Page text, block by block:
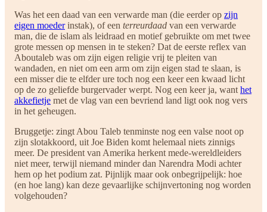
Was het een daad van een verwarde man (die eerder op zijn
eigen moederinstak), of een terreurdaad van een verwarde
man, die de islam als leidraad en motief gebruikte om met twee
grote messen op mensen in te steken? Dat de eerste reflex van
Aboutaleb was om zijn eigen religie vrij te pleiten van
wandaden, en niet om een arm om zijn eigen stad te slaan, is
een misser die te elfder ure toch nog een keer een kwaad licht
op de zo geliefde burgervader werpt. Nog een keer ja, want het
akkefietje met de vlag van een bevriend land ligt ook nog vers
in het geheugen.
Bruggetje: zingt Abou Taleb tenminste nog een valse noot op
zijn slotakkoord, uit Joe Biden komt helemaal niets zinnigs
meer. De president van Amerika herkent mede-wereldleiders
niet meer, terwijl niemand minder dan Narendra Modi achter
hem op het podium zat. Pijnlijk maar ook onbegrijpelijk: hoe
(en hoe lang) kan deze gevaarlijke schijnvertoning nog worden
volgehouden?